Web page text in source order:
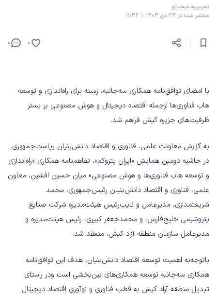
تحریریه دیجیاتو
منتشر شده در 24 دی 1403 | 11:32
0 0
با امضای توافق‌نامه همکاری سه‌جانبه، زمینه برای راه‌اندازی و توسعه
هاب فناوری‌ها ازجمله اقتصاد دیجیتال و هوش‌ مصنوعی بر بستر
ظرفیت‌های جزیره کیش فراهم شد.
به گزارش معاونت علمی، فناوری و اقتصاد دانش‌بنیان ریاست‌جمهوری،
در حاشیه دومین همایش «ایران پتروکم»، تفاهم‌نامه همکاری «راه‌اندازی
و توسعه هاب فناوری‌ها و هوش‌ مصنوعی» میان حسین افشین، معاون
علمی، فناوری و اقتصاد دانش‌بنیان رئیس‌جمهوری، محمد
شریعتمداری، مدیرعامل و نایب‌رئیس هیئت‌مدیره شرکت صنایع
پتروشیمی خلیج‌فارس، و محمدجعفر کبیری، رئیس هیئت‌مدیره و
مدیرعامل سازمان منطقه آزاد کیش، منعقد شد.
باتوجه‌به اهمیت توسعه اقتصاد دانش‌بنیان، هدف این توافق‌نامه
همکاری سه‌جانبه توسعه همکاری‌های بین‌بخشی است ودر راستای
تبدیل منطقه آزاد کیش به قطب فناوری و نوآوری اقتصاد دیجیتال